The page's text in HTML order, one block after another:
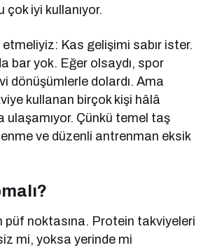
çok iyi kullanıyor.
Kas gelişimi sabır ister.
bar yok. Eğer olsaydı, spor
dönüşümlerle dolardı. Ama
kullanan birçok kişi hâlâ
ulaşamıyor. Çünkü temel taş
ve düzenli antrenman eksik
püf noktasına. Protein takviyeleri
mi, yoksa yerinde mi